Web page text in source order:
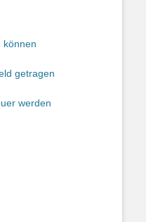
können
getragen
werden